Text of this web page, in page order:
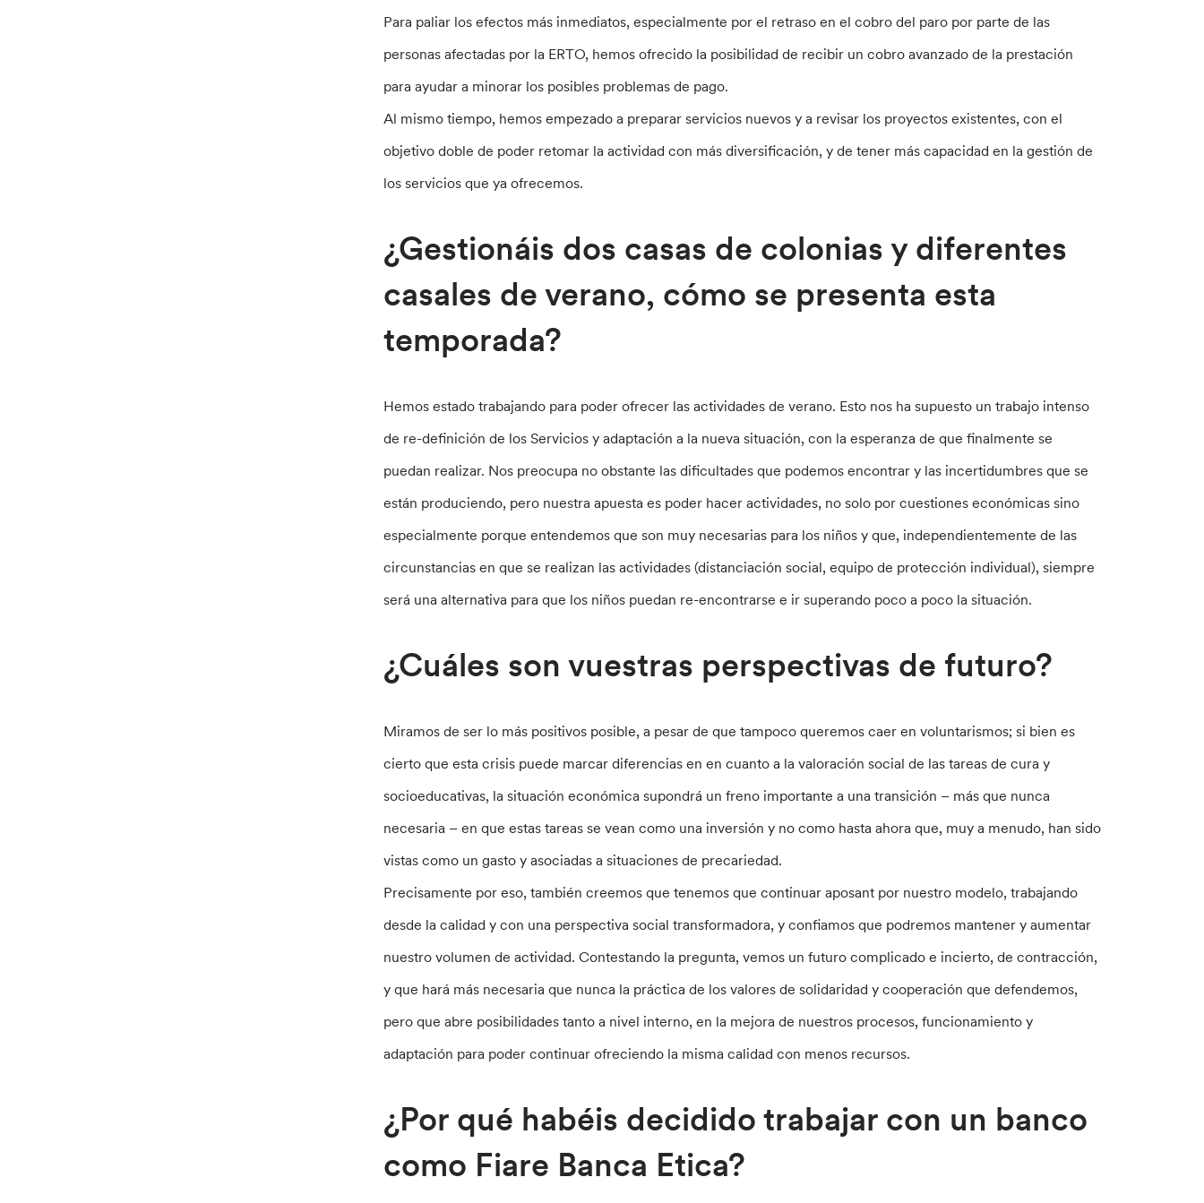
Para paliar los efectos más inmediatos, especialmente por el retraso en el cobro del paro por parte de las
personas afectadas por la ERTO, hemos ofrecido la posibilidad de recibir un cobro avanzado de la prestación
para ayudar a minorar los posibles problemas de pago.
Al mismo tiempo, hemos empezado a preparar servicios nuevos y a revisar los proyectos existentes, con el
objetivo doble de poder retomar la actividad con más diversificación, y de tener más capacidad en la gestión de
los servicios que ya ofrecemos.
¿Gestionáis dos casas de colonias y diferentes
casales de verano, cómo se presenta esta
temporada?
Hemos estado trabajando para poder ofrecer las actividades de verano. Esto nos ha supuesto un trabajo intenso
de re-definición de los Servicios y adaptación a la nueva situación, con la esperanza de que finalmente se
puedan realizar. Nos preocupa no obstante las dificultades que podemos encontrar y las incertidumbres que se
están produciendo, pero nuestra apuesta es poder hacer actividades, no solo por cuestiones económicas sino
especialmente porque entendemos que son muy necesarias para los niños y que, independientemente de las
circunstancias en que se realizan las actividades (distanciación social, equipo de protección individual), siempre
será una alternativa para que los niños puedan re-encontrarse e ir superando poco a poco la situación.
¿Cuáles son vuestras perspectivas de futuro?
Miramos de ser lo más positivos posible, a pesar de que tampoco queremos caer en voluntarismos; si bien es
cierto que esta crisis puede marcar diferencias en en cuanto a la valoración social de las tareas de cura y
socioeducativas, la situación económica supondrá un freno importante a una transición – más que nunca
necesaria – en que estas tareas se vean como una inversión y no como hasta ahora que, muy a menudo, han sido
vistas como un gasto y asociadas a situaciones de precariedad.
Precisamente por eso, también creemos que tenemos que continuar aposant por nuestro modelo, trabajando
desde la calidad y con una perspectiva social transformadora, y confiamos que podremos mantener y aumentar
nuestro volumen de actividad. Contestando la pregunta, vemos un futuro complicado e incierto, de contracción,
y que hará más necesaria que nunca la práctica de los valores de solidaridad y cooperación que defendemos,
pero que abre posibilidades tanto a nivel interno, en la mejora de nuestros procesos, funcionamiento y
adaptación para poder continuar ofreciendo la misma calidad con menos recursos.
¿Por qué habéis decidido trabajar con un banco
como Fiare Banca Etica?